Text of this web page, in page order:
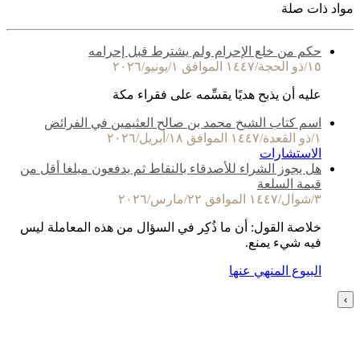
مواد ذات صلة
حكم من خلع الإحرام ولم يشترط قبل إحرامه
١٥/ذو الحجة/١٤٤٧ الموافق ١/يونيو/٢٠٢٦
عليه أن يذبح هديًا يقسِّمه على فقراء مكة
اسم كتاب الشيخ محمد بن صالح العثيمين في الفرائض
١/ذو القعدة/١٤٤٧ الموافق ١٨/أبريل/٢٠٢٦
الاستشارات
هل يجوز الشراء للأصدقاء بالنقاط ثم يدفعون مبلغا أقل من
قيمة السلعة
٣/شوال/١٤٤٧ الموافق ٢٢/مارس/٢٠٢٦
خلاصة القول: أن ما ذُكِر في السؤال من هذه المعاملة ليس
فيه شيء يمنع.
البيوع المنهي عنها
›